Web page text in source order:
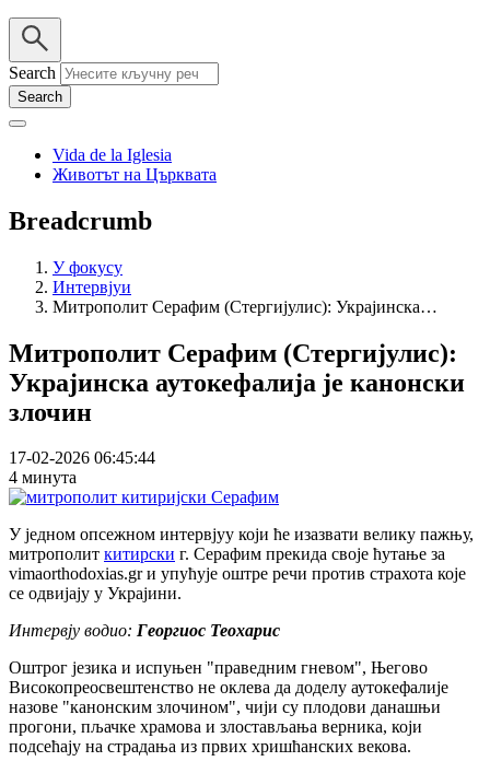
Search
Vida de la Iglesia
Животът на Църквата
Breadcrumb
У фокусу
Интервјуи
Митрополит Серафим (Стергијулис): Украјинска…
Митрополит Серафим (Стергијулис):
Украјинска аутокефалија је канонски
злочин
17-02-2026 06:45:44
4 минута
У једном опсежном интервјуу који ће изазвати велику пажњу,
митрополит китирски г. Серафим прекида своје ћутање за
vimaorthodoxias.gr и упућује оштре речи против страхота које
се одвијају у Украјини.
Интервју водио: Георгиос Теохарис
Оштрог језика и испуњен "праведним гневом", Његово
Високопреосвештенство не оклева да доделу аутокефалије
назове "канонским злочином", чији су плодови данашњи
прогони, пљачке храмова и злостављања верника, који
подсећају на страдања из првих хришћанских векова.